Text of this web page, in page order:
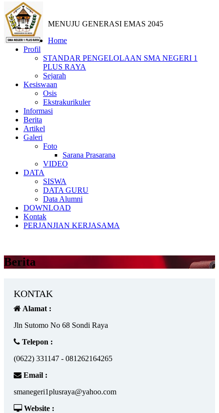
MENUJU GENERASI EMAS 2045
Home
Profil
STANDAR PENGELOLAAN SMA NEGERI 1
PLUS RAYA
Sejarah
Kesiswaan
Osis
Ekstrakurikuler
Informasi
Berita
Artikel
Galeri
Foto
Sarana Prasarana
VIDEO
DATA
SISWA
DATA GURU
Data Alumni
DOWNLOAD
Kontak
PERJANJIAN KERJASAMA
Berita
KONTAK
Alamat :
Jln Sutomo No 68 Sondi Raya
Telepon :
(0622) 331147 - 081262164265
Email :
smanegeri1plusraya@yahoo.com
Website :